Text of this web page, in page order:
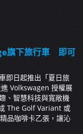
旗下旅行車 即可
即日起推出「夏日旅
Volkswagen 授權展
、智慧科技與寬敞機
The Golf Variant 或
品咖啡卡乙張，讓沁